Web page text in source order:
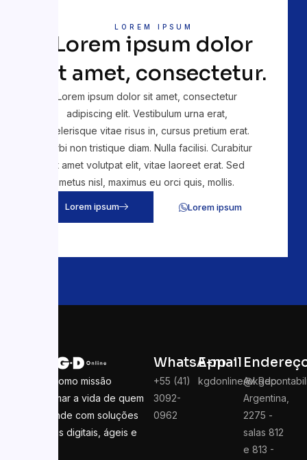
LOREM IPSUM
Lorem ipsum dolor
sit amet, consectetur.
Lorem ipsum dolor sit amet, consectetur
adipiscing elit. Vestibulum urna erat,
scelerisque vitae risus in, cursus pretium erat.
Morbi non tristique diam. Nulla facilisi. Curabitur
sit amet volutpat elit, vitae laoreet erat. Sed
metus nisl, maximus eu orci quis, mollis.
Lorem ipsum Lorem ipsum
Temos como missão
transformar a vida de quem
empreende com soluções
contábeis digitais, ágeis e
WhatsApp
+55 (41)
3092-
0962
E-mail
Av. Rep.
Argentina,
2275 -
salas 812
e 813 -